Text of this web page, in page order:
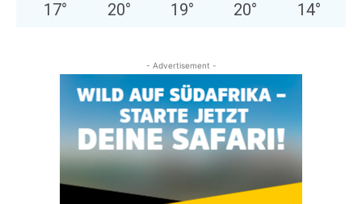
17° 20° 19° 20° 14°
- Advertisement -